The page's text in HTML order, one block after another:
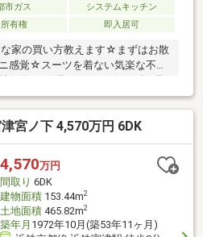
市ガス
システムキッチン
所有権 即入居可
の買い方教えます☆まずはお散
感覚☆スーツを着ない気楽な不動
宮ノ下 4,570万円 6DK
4,570万円
間取り 6DK
建物面積153.44m2
土地面積465.82m2
築年月 1972年10月(築53年11ヶ月)